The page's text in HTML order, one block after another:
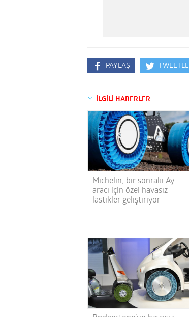
PAYLAŞ TWEETLE
İLGİLİ HABERLER
Michelin, bir sonraki Ay
aracı için özel havasız
lastikler geliştiriyor